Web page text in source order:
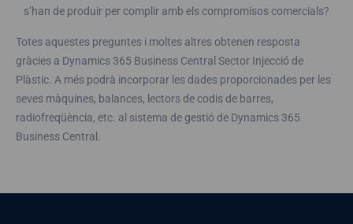
s’han de produir per complir amb els compromisos comercials?
Totes aquestes preguntes i moltes altres obtenen resposta
gràcies a Dynamics 365 Business Central Sector Injecció de
Plàstic. A més podrà incorporar les dades proporcionades per les
seves màquines, balances, lectors de codis de barres,
radiofreqüència, etc. al sistema de gestió de Dynamics 365
Business Central.